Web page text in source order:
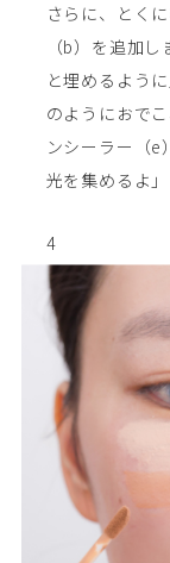
さらに、とく
（b）を追加
と埋めるよう
のようにおで
ンシーラー（e
光を集めるよ」
4